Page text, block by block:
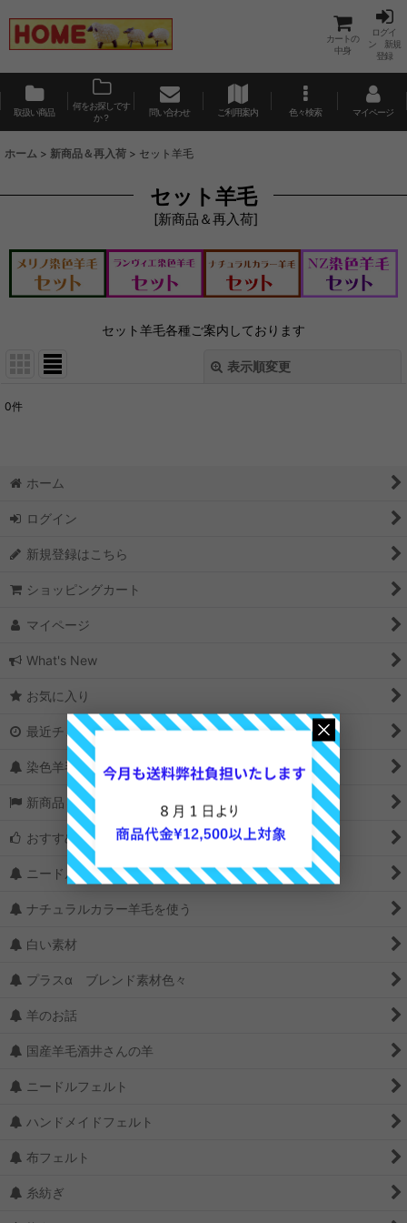
カートの
中身
ログイ
ン 新規
登録
取扱い商品
何をお探しです
か？
問い合わせ ご利用案内 色々検索 マイページ
ホーム > 新商品＆再入荷 > セット羊毛
セット羊毛
[新商品＆再入荷]
セット羊毛各種ご案内しております
表示順変更
0件
ホーム
ログイン
新規登録はこちら
ショッピングカート
マイページ
What's New
お気に入り
最近チェックしたアイテム
染色羊毛の選び方
新商品＆再入荷
おすすめ
ニードルの選び方
ナチュラルカラー羊毛を使う
白い素材
プラスα ブレンド素材色々
羊のお話
国産羊毛酒井さんの羊
ニードルフェルト
ハンドメイドフェルト
布フェルト
糸紡ぎ